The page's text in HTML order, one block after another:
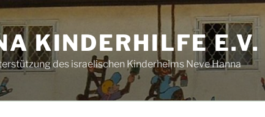
KINDERHILFE E.V.
des israelischen Kinderheims Neve Hanna